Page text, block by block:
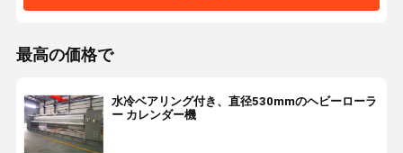
最高の価格で
水冷ベアリング付き、直径530mmのヘビーローラ
ー カレンダー機